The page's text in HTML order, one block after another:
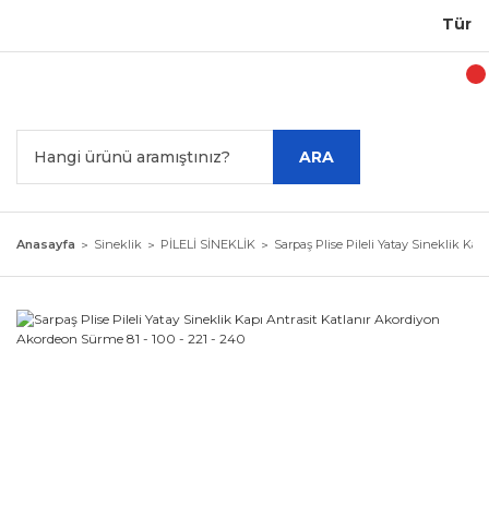
ARA
Anasayfa Sineklik PİLELİ SİNEKLİK Sarpaş Plise Pileli Yatay Sineklik